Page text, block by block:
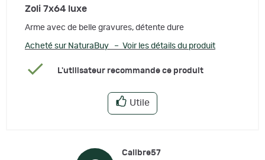
Zoli 7x64 luxe
Arme avec de belle gravures, détente dure
Acheté sur NaturaBuy – Voir les détails du produit
L'utilisateur recommande ce produit
Utile
Calibre57